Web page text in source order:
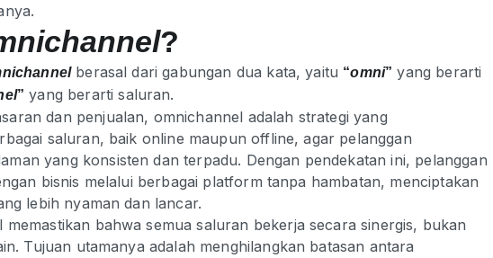
?
berasal dari gabungan dua kata, yaitu “omni” yang berarti
” yang berarti saluran.
dan penjualan, omnichannel adalah strategi yang
saluran, baik online maupun offline, agar pelanggan
yang konsisten dan terpadu. Dengan pendekatan ini, pelanggan
bisnis melalui berbagai platform tanpa hambatan, menciptakan
lebih nyaman dan lancar.
memastikan bahwa semua saluran bekerja secara sinergis, bukan
Tujuan utamanya adalah menghilangkan batasan antara